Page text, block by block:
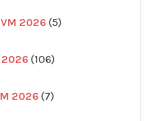
2026 5
produkter
2026 106
produkter
2026 7
produkter